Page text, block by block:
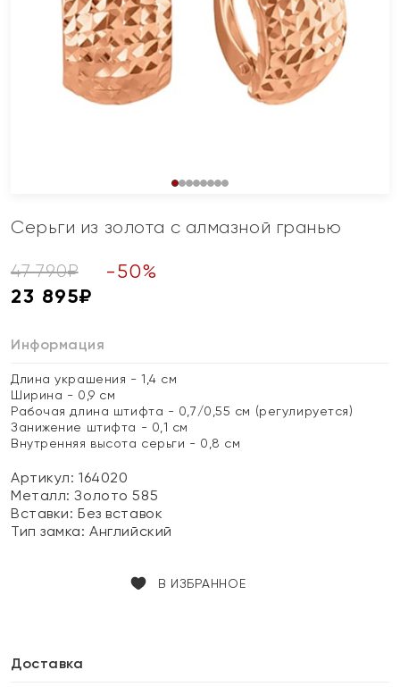
Серьги из золота с алмазной гранью
47 790₽ -50%
23 895₽
Информация
Длина украшения - 1,4 см
Ширина - 0,9 см
Рабочая длина штифта - 0,7/0,55 см (регулируется)
Занижение штифта - 0,1 см
Внутренняя высота серьги - 0,8 см
Артикул: 164020
Металл:Золото 585
Вставки:Без вставок
Тип замка:Английский
В ИЗБРАННОЕ
Доставка